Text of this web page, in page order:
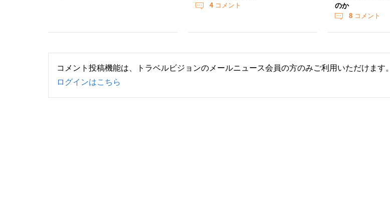
4コメント
のか
8 コメント
コメント投稿機能は、トラベルビジョンのメールニュース会員の方のみご利用いただけます。
ログインはこちら